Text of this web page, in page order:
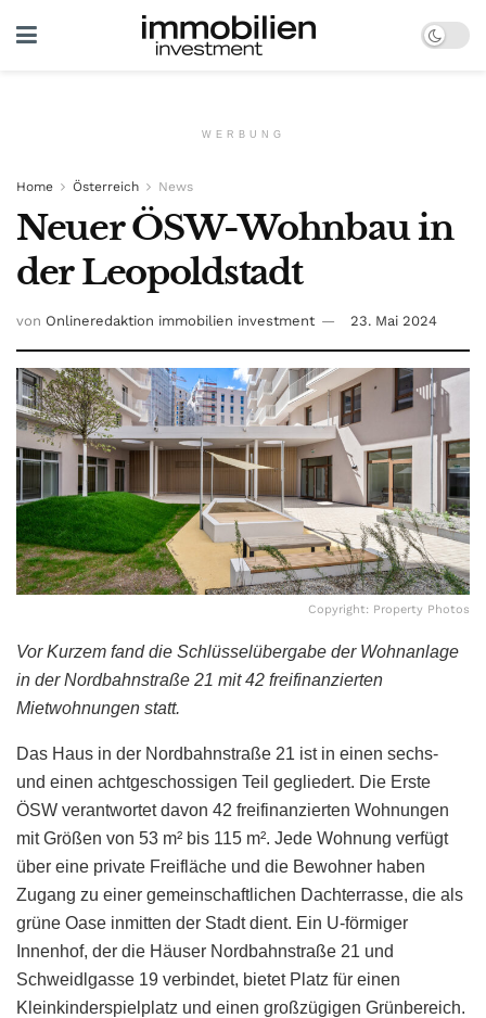
WERBUNG
Home Österreich News
Neuer ÖSW-Wohnbau in
der Leopoldstadt
von Onlineredaktion immobilien investment 23. Mai 2024
Copyright: Property Photos
Vor Kurzem fand die Schlüsselübergabe der Wohnanlage
in der Nordbahnstraße 21 mit 42 freifinanzierten
Mietwohnungen statt.
Das Haus in der Nordbahnstraße 21 ist in einen sechs-
und einen achtgeschossigen Teil gegliedert. Die Erste
ÖSW verantwortet davon 42 freifinanzierten Wohnungen
mit Größen von 53 m² bis 115 m². Jede Wohnung verfügt
über eine private Freifläche und die Bewohner haben
Zugang zu einer gemeinschaftlichen Dachterrasse, die als
grüne Oase inmitten der Stadt dient. Ein U-förmiger
Innenhof, der die Häuser Nordbahnstraße 21 und
Schweidlgasse 19 verbindet, bietet Platz für einen
Kleinkinderspielplatz und einen großzügigen Grünbereich.